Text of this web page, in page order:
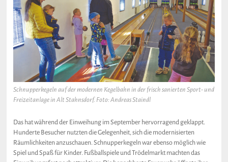
Schnupperkegeln auf der modernen Kegelbahn in der frisch sanierten Sport- und
Freizeitanlage in Alt Stahnsdorf. Foto: Andreas Staindl
Das hat während der Einweihung im September hervorragend geklappt.
Hunderte Besucher nutzten die Gelegenheit, sich die modernisierten
Räumlichkeiten anzuschauen. Schnupperkegeln war ebenso möglich wie
Spiel und Spaß für Kinder. Fußballspiele und Trödelmarkt machten das